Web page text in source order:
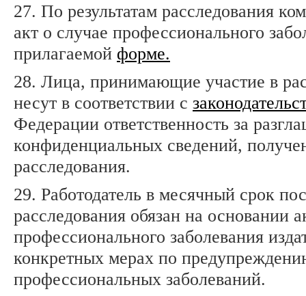
27. По результатам расследования
акт о случае профессионального
прилагаемой форме.
28. Лица, принимающие участие в
несут в соответствии с
Федерации ответственность за
конфиденциальных сведений,
расследования.
29. Работодатель в месячный срок
расследования обязан на основании
профессионального заболевания
конкретных мерах по
профессиональных заболеваний.